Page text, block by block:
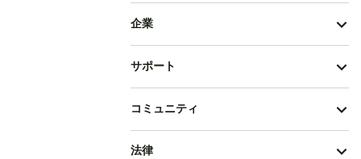
企業
サポート
コミュニティ
法律